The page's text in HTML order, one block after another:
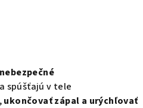
spúšťajú v tele
ukončovať zápal a urýchľovať